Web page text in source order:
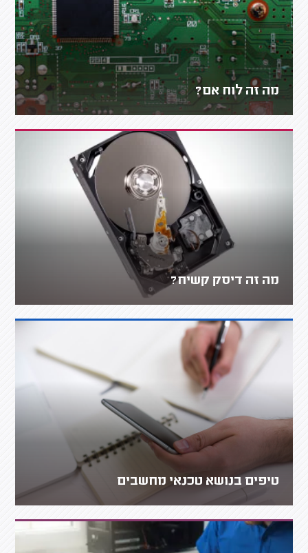
מה זה לוח אם?
מה זה דיסק קשיח?
טיפים בנושא טכנאי מחשבים